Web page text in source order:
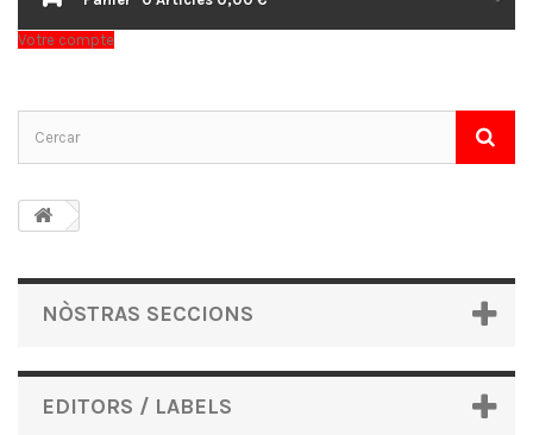
Votre compte
NÒSTRAS SECCIONS
EDITORS / LABELS